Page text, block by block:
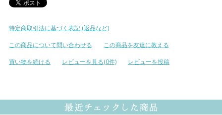
特定商取引法に基づく表記 (返品など)
この商品について問い合わせる
この商品を友達に教える
買い物を続ける
レビューを見る(0件) レビューを投稿